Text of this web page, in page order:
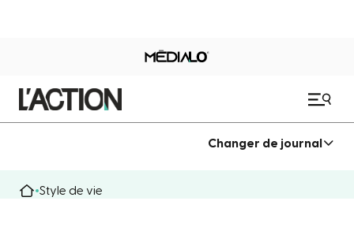
Changer de journal
Style de vie